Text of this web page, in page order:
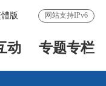
版 网站支持IPv6
动 专题专栏